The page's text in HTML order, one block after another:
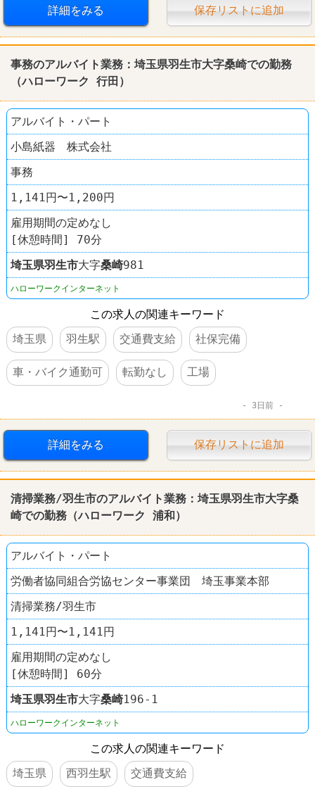
詳細をみる 保存リストに追加
事務のアルバイト業務：埼玉県羽生市大字桑崎での勤務
（ハローワーク 行田）
アルバイト・パート
小島紙器 株式会社
事務
1,141円〜1,200円
雇用期間の定めなし
[休憩時間] 70分
埼玉県羽生市大字桑崎981
ハローワークインターネット
この求人の関連キーワード
埼玉県
羽生駅 交通費支給 社保完備
車・バイク通勤可 転勤なし 工場
3日前
詳細をみる 保存リストに追加
清掃業務/羽生市のアルバイト業務：埼玉県羽生市大字桑
崎での勤務（ハローワーク 浦和）
アルバイト・パート
労働者協同組合労協センター事業団 埼玉事業本部
清掃業務/羽生市
1,141円〜1,141円
雇用期間の定めなし
[休憩時間] 60分
埼玉県羽生市大字桑崎196-1
ハローワークインターネット
この求人の関連キーワード
埼玉県
西羽生駅 交通費支給